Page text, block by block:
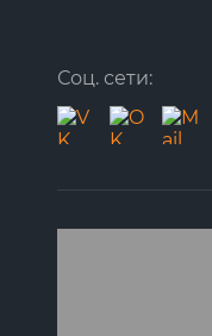
Соц. сети: